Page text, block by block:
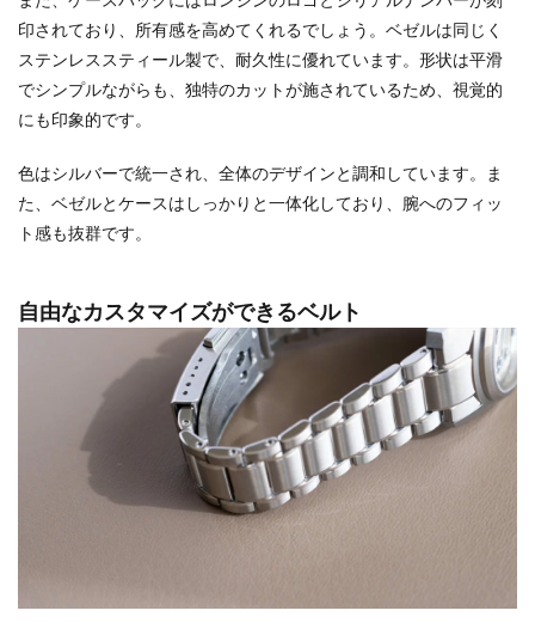
印されており、所有感を高めてくれるでしょう。ベゼルは同じく
ステンレススティール製で、耐久性に優れています。形状は平滑
でシンプルながらも、独特のカットが施されているため、視覚的
にも印象的です。
色はシルバーで統一され、全体のデザインと調和しています。ま
た、ベゼルとケースはしっかりと一体化しており、腕へのフィッ
ト感も抜群です。
自由なカスタマイズができるベルト